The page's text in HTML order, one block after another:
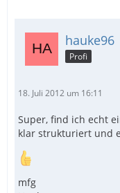
hauke96
Profi
18. Juli 2012 um 16:11
Super, find ich echt
klar strukturiert und
mfg